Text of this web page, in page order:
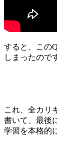
すると、この
しまったので
これ、全カリ
書いて、最後
学習を本格的